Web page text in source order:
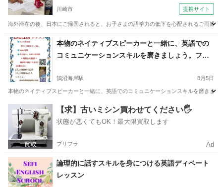
川崎市 提携サイト
海外滞在の後、日本にご帰国されると、お子さまの語学力の低下を心配されるご両親
神奈川 川崎市 英会話
本物のネイティブスピーカーと一緒に、英語での
コミュニケーションスキルを磨きましょう。フォ
対応します。レッスンは、役立つ会話を身につけ
られるように設計されています。成人の生徒さん
を募集中！経験豊富なネイティブ講師と一緒に英
語力をレベルアップしましょう！ 英語のネイティ
ブスピーカーと一緒に英語を学ぶ
鵠沼海岸駅 8月5日
本物のネイティブスピーカーと一緒に、英語でのコミュニケーションスキルを磨きま
神奈川 藤沢市 鵠沼海岸駅 英会話 ネイティブスピーカー
【求】古いミシン買わせてください🖐️
状態が悪くてもOK！最大限買取します
プリフラ Ad
論理的に話すスキルを身につける英語ディベート
レッスン